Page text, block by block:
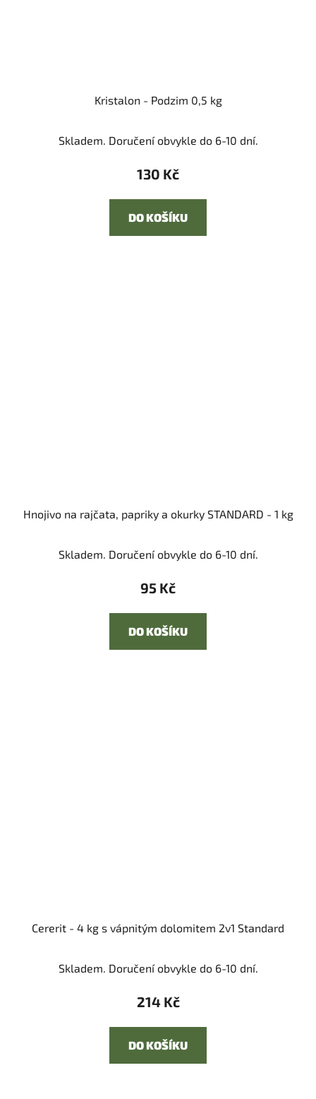
Kristalon - Podzim 0,5 kg
Skladem. Doručení obvykle do 6-10 dní.
130 Kč
DO KOŠÍKU
Hnojivo na rajčata, papriky a okurky STANDARD - 1 kg
Skladem. Doručení obvykle do 6-10 dní.
95 Kč
DO KOŠÍKU
Cererit - 4 kg s vápnitým dolomitem 2v1 Standard
Skladem. Doručení obvykle do 6-10 dní.
214 Kč
DO KOŠÍKU